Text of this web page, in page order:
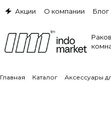
Акции О компании Блог
Главная Каталог Аксессуары